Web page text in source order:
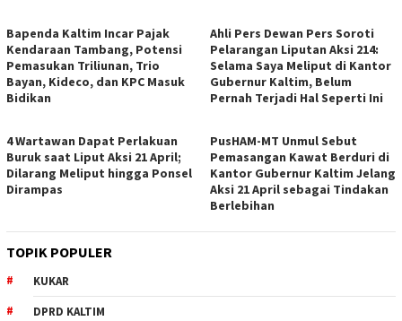
Bapenda Kaltim Incar Pajak
Kendaraan Tambang, Potensi
Pemasukan Triliunan, Trio
Bayan, Kideco, dan KPC Masuk
Bidikan
Ahli Pers Dewan Pers Soroti
Pelarangan Liputan Aksi 214:
Selama Saya Meliput di Kantor
Gubernur Kaltim, Belum
Pernah Terjadi Hal Seperti Ini
4 Wartawan Dapat Perlakuan
Buruk saat Liput Aksi 21 April;
Dilarang Meliput hingga Ponsel
Dirampas
PusHAM-MT Unmul Sebut
Pemasangan Kawat Berduri di
Kantor Gubernur Kaltim Jelang
Aksi 21 April sebagai Tindakan
Berlebihan
TOPIK POPULER
KUKAR
DPRD KALTIM